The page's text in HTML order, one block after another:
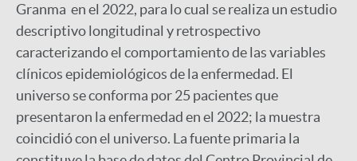
Granma en el 2022, para lo cual se realiza un estudio
descriptivo longitudinal y retrospectivo
caracterizando el comportamiento de las variables
clínicos epidemiológicos de la enfermedad. El
universo se conforma por 25 pacientes que
presentaron la enfermedad en el 2022; la muestra
coincidió con el universo. La fuente primaria la